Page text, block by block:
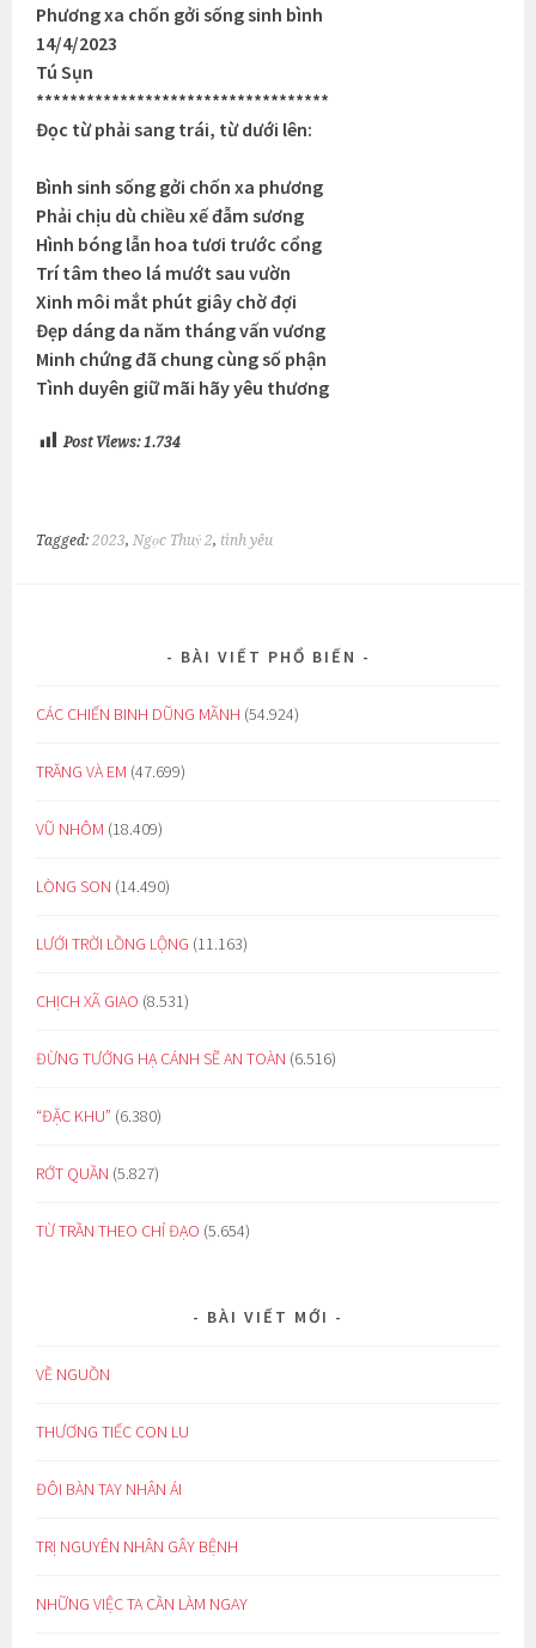
Phương xa chốn gởi sống sinh bình
14/4/2023
Tú Sụn
***********************************
Đọc từ phải sang trái, từ dưới lên:
Bình sinh sống gởi chốn xa phương
Phải chịu dù chiều xế đẫm sương
Hình bóng lẫn hoa tươi trước cổng
Trí tâm theo lá mướt sau vườn
Xinh môi mắt phút giây chờ đợi
Đẹp dáng da năm tháng vấn vương
Minh chứng đã chung cùng số phận
Tình duyên giữ mãi hãy yêu thương
Post Views: 1.734
Tagged:2023,Ngọc Thuỷ 2, tình yêu
BÀI VIẾT PHỔ BIẾN
CÁC CHIẾN BINH DŨNG MÃNH (54.924)
TRĂNG VÀ EM (47.699)
VŨ NHÔM (18.409)
LÒNG SON (14.490)
LƯỚI TRỜI LỒNG LỘNG (11.163)
CHỊCH XÃ GIAO (8.531)
ĐỪNG TƯỞNG HẠ CÁNH SẼ AN TOÀN (6.516)
“ĐẶC KHU” (6.380)
RỚT QUẦN (5.827)
TỪ TRẦN THEO CHỈ ĐẠO (5.654)
BÀI VIẾT MỚI
VỀ NGUỒN
THƯƠNG TIẾC CON LU
ĐÔI BÀN TAY NHÂN ÁI
TRỊ NGUYÊN NHÂN GÂY BỆNH
NHỮNG VIỆC TA CẦN LÀM NGAY